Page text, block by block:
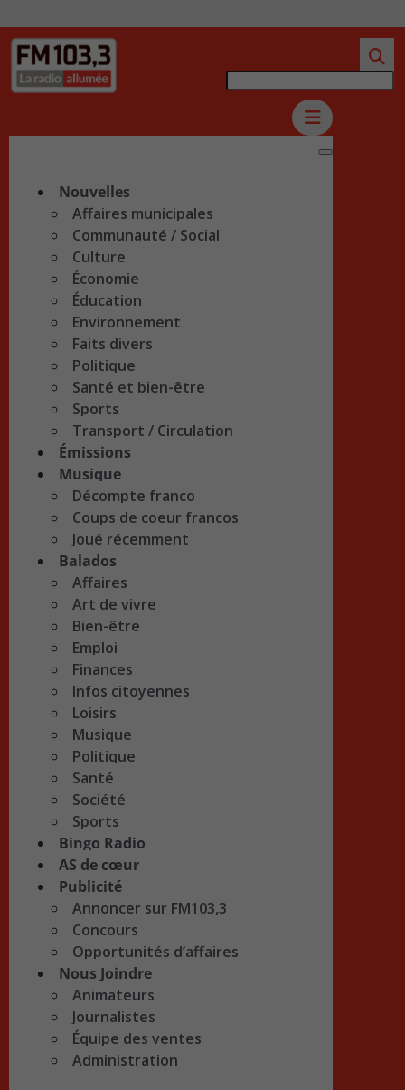
Nouvelles
Affaires municipales
Communauté / Social
Culture
Économie
Éducation
Environnement
Faits divers
Politique
Santé et bien-être
Sports
Transport / Circulation
Émissions
Musique
Décompte franco
Coups de coeur francos
Joué récemment
Balados
Affaires
Art de vivre
Bien-être
Emploi
Finances
Infos citoyennes
Loisirs
Musique
Politique
Santé
Société
Sports
Bingo Radio
AS de cœur
Publicité
Annoncer sur FM103,3
Concours
Opportunités d’affaires
Nous Joindre
Animateurs
Journalistes
Équipe des ventes
Administration